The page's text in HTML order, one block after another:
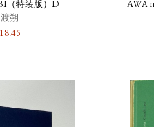
（特装版）D
朔
AWA